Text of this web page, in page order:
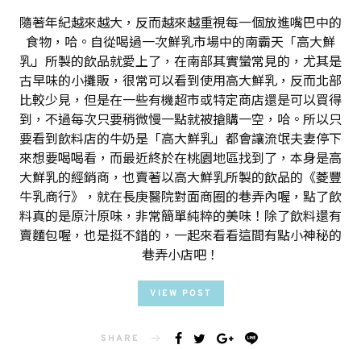
隨著年紀越來越大，反而越來越重視每一個放進嘴巴中的
食物，哈。自從喝過一次鮮乳市場中的南霸天「高大鮮
乳」所製的飲品就愛上了，在南部其實蠻常見的，尤其是
古早味的小攤販，很常可以看到使用高大鮮乳，反而北部
比較少見，但是在一些有機超市或特定商店還是可以買得
到，不過每次只要稍微慢一點就被搶購一空，哈。所以只
要看到飲料店的牛奶是「高大鮮乳」都會讓流氓夫妻停下
來想要喝喝看，而最近終於在桃園地區找到了，本身是高
大鮮乳的經銷商，也賣著以高大鮮乳所製的飲品的《菱豐
牛乳商行》，就在長庚醫院對面商圈的巷弄內喔，點了飲
料真的是原汁原味，非常簡單純粹的美味！除了飲料還有
賣麵包喔，也是挺不錯的，一起來看看這間有點小神秘的
巷弄小店吧！
VIEW POST
SHARE